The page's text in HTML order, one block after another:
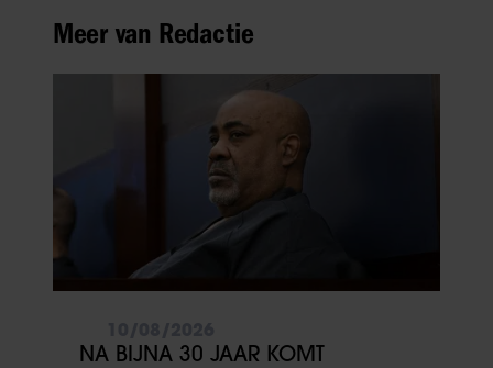
Meer van Redactie
NA BIJNA 30 JAAR KOMT